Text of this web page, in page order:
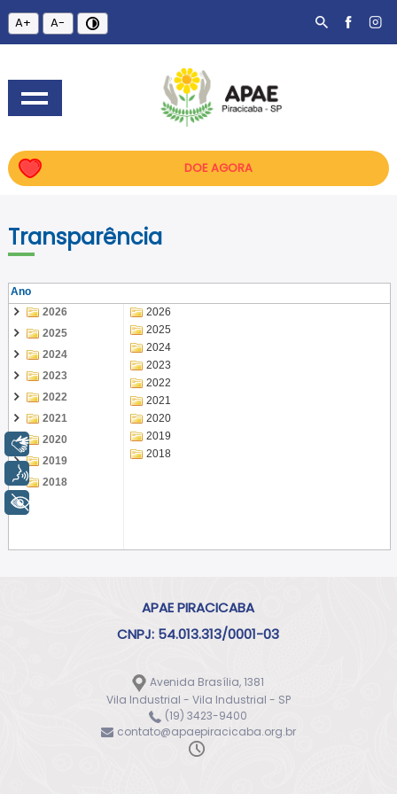
A+ A-
DOE AGORA
Transparência
Ano
2026
2025
2024
2023
2022
2021
2020
2019
2018
2026
2025
2024
2023
2022
2021
2020
2019
2018
APAE PIRACICABA
CNPJ: 54.013.313/0001-03
Avenida Brasília, 1381
Vila Industrial - Vila Industrial - SP
(19) 3423-9400
contato@apaepiracicaba.org.br
Libras